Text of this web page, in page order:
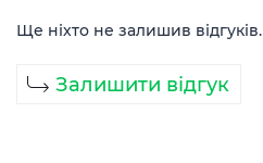
Ще ніхто не залишив відгуків.
Залишити відгук